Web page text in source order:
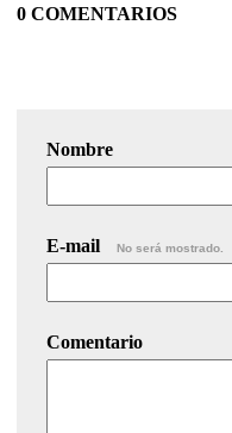
0 COMENTARIOS
Nombre
E-mail No será mostrado.
Comentario